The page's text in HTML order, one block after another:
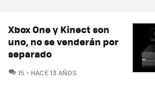
Xbox One y Kinect son
uno, no se venderán por
separado
15 COMENTARIOS
HACE 13 AÑOS